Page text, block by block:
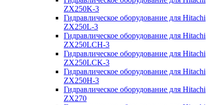
ZX250K-3
Гидравлическое оборудование для Hitachi
ZX250L-3
Гидравлическое оборудование для Hitachi
ZX250LCH-3
Гидравлическое оборудование для Hitachi
ZX250LCK-3
Гидравлическое оборудование для Hitachi
ZX250Н-3
Гидравлическое оборудование для Hitachi
ZX270